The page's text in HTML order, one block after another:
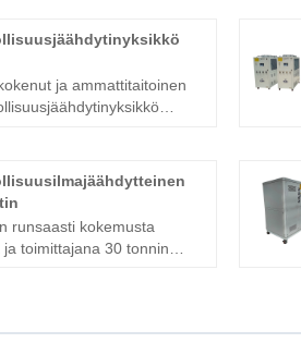
ja ammattitaitoinen
teollisia
1/2 tonnista 200
20 tonnin
20
runsaasti kokemusta
toimittajana 30 tonnin
erinomaiset